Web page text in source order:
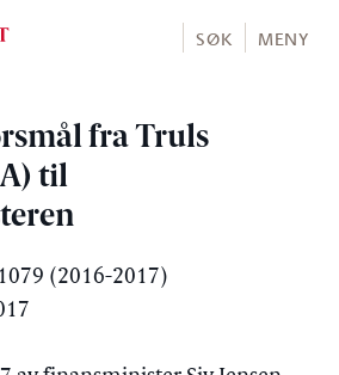
SØK MENY
fra Truls
til
(2016-2017)